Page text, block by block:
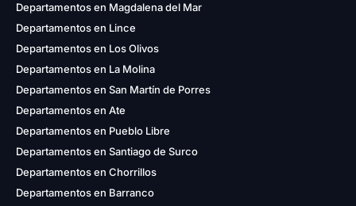
Departamentos en Magdalena del Mar
Departamentos en Lince
Departamentos en Los Olivos
Departamentos en La Molina
Departamentos en San Martín de Porres
Departamentos en Ate
Departamentos en Pueblo Libre
Departamentos en Santiago de Surco
Departamentos en Chorrillos
Departamentos en Barranco